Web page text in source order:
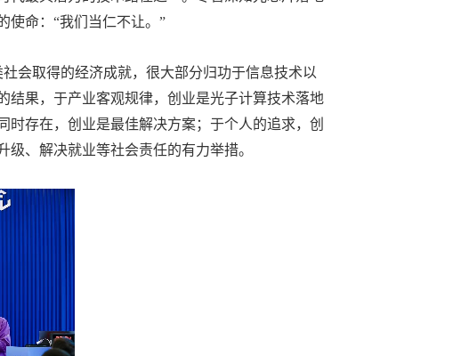
使命：“我们当仁不让。”
会取得的经济成就，很大部分归功于信息技术以
结果，于产业客观规律，创业是光子计算技术落地
存在，创业是最佳解决方案；于个人的追求，创
、解决就业等社会责任的有力举措。